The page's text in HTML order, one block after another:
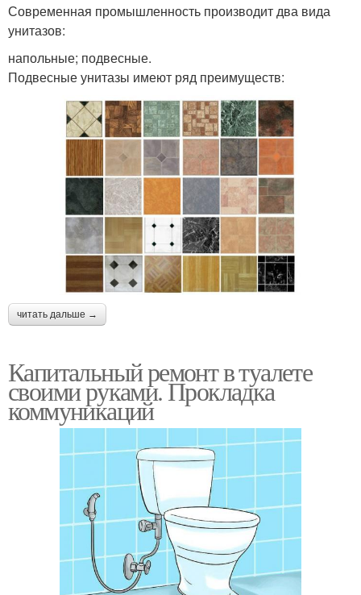
Современная промышленность производит два вида
унитазов:
напольные; подвесные.
Подвесные унитазы имеют ряд преимуществ:
читать дальше →
Капитальный ремонт в туалете
своими руками. Прокладка
коммуникаций